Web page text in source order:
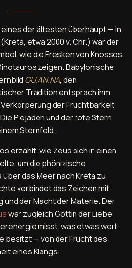
der ältesten überhaupt — in
etwa 2000 v. Chr.) war der
wie die Fresken von Knossos
zeigen. Babylonische
GU.AN.NA, den
Tradition entsprach ihm
der Fruchtbarkeit
Plejaden und der rote Stern
Sternfeld.
erzählt, wie Zeus sich in einen
um die phönizische
das Meer nach Kreta zu
verbindet das Zeichen mit
und der Macht der Materie. Der
war zugleich Göttin der Liebe
misst, was etwas wert
besitzt — von der Frucht des
eines Klangs.